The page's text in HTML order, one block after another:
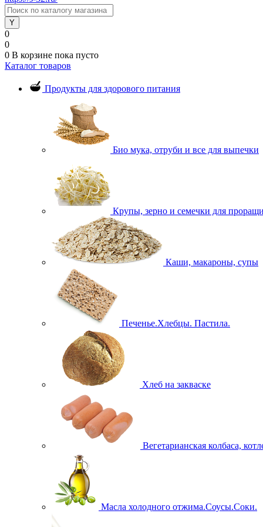
0
0
0 В корзине пока пусто
Каталог товаров
Продукты для здорового питания
Био мука, отруби и все для выпечки
Крупы, зерно и семечки для
Каши, макароны, супы
Печенье.Хлебцы. Пастила.
Хлеб на закваске
Вегетарианская колбаса,
Масла холодного отжима.Соусы.Соки.